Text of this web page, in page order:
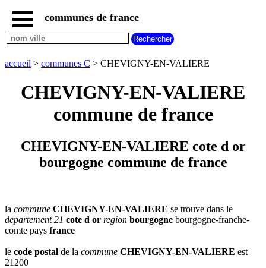
accueil
communes
regions
departement
H
K L M
N
O
P Q R S T
U
communes de france
accueil > communes C > CHEVIGNY-EN-VALIERE
CHEVIGNY-EN-VALIERE
commune de france
CHEVIGNY-EN-VALIERE cote d or
bourgogne commune de france
la commune CHEVIGNY-EN-VALIERE se trouve dans le
departement 21 cote d or region bourgogne bourgogne-franche-
comte pays france
le code postal de la commune CHEVIGNY-EN-VALIERE est
21200